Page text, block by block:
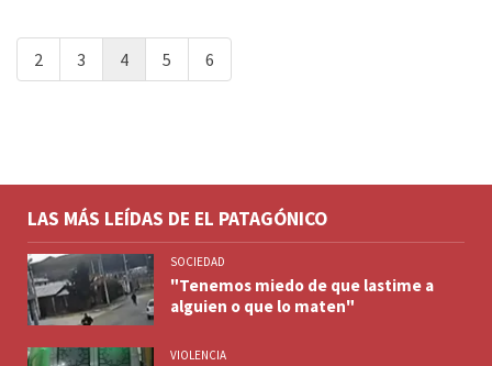
2 3 4 5 6
LAS MÁS LEÍDAS DE EL PATAGÓNICO
SOCIEDAD
"Tenemos miedo de que lastime a
alguien o que lo maten"
VIOLENCIA